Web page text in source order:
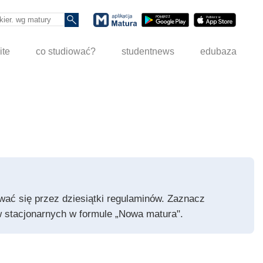
co studiować? studentnews edubaza
się przez dziesiątki regulaminów. Zaznacz
w formule „Nowa matura".